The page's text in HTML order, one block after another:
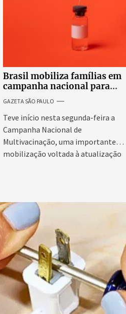
Brasil mobiliza famílias em
campanha nacional para
atualizar vacinação de
crianças e adolescentes
GAZETA SÃO PAULO
Teve início nesta segunda-feira a
Campanha Nacional de
Multivacinação, uma importante
mobilização voltada à atualização